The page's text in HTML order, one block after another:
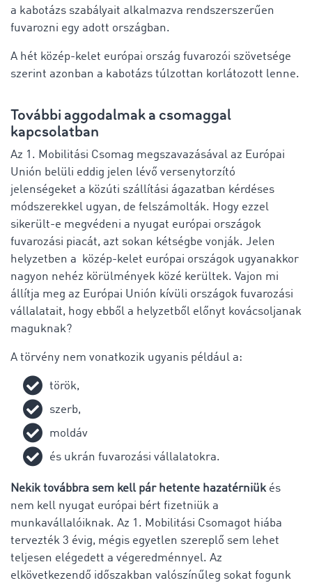
a kabotázs szabályait alkalmazva rendszerszerűen
fuvarozni egy adott országban.
A hét közép-kelet európai ország fuvarozói szövetsége
szerint azonban a kabotázs túlzottan korlátozott lenne.
További aggodalmak a csomaggal
kapcsolatban
Az 1. Mobilitási Csomag megszavazásával az Európai
Unión belüli eddig jelen lévő versenytorzító
jelenségeket a közúti szállítási ágazatban kérdéses
módszerekkel ugyan, de felszámolták. Hogy ezzel
sikerült-e megvédeni a nyugat európai országok
fuvarozási piacát, azt sokan kétségbe vonják. Jelen
helyzetben a közép-kelet európai országok ugyanakkor
nagyon nehéz körülmények közé kerültek. Vajon mi
állítja meg az Európai Unión kívüli országok fuvarozási
vállalatait, hogy ebből a helyzetből előnyt kovácsoljanak
maguknak?
A törvény nem vonatkozik ugyanis például a:
török,
szerb,
moldáv
és ukrán fuvarozási vállalatokra.
Nekik továbbra sem kell pár hetente hazatérniükés
nem kell nyugat európai bért fizetniük a
munkavállalóiknak. Az 1. Mobilitási Csomagot hiába
tervezték 3 évig, mégis egyetlen szereplő sem lehet
teljesen elégedett a végeredménnyel. Az
elkövetkezendő időszakban valószínűleg sokat fogunk